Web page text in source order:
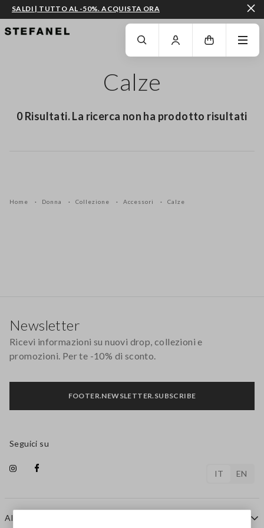
VAI AL CONTENUTO PRINCIPALE SCENDI AL FONDO DELLA PAGINA
SALDI | TUTTO AL -50%. ACQUISTA ORA
Calze
0 Risultati. La ricerca non ha prodotto risultati
Home Donna Collezione Accessori Calze
AIUTO
Newsletter
Ricevi informazioni su nuovi drop, collezioni e
promozioni. Per te -10% di sconto.
FOOTER.NEWSLETTER.SUBSCRIBE
Seguici su
IT EN